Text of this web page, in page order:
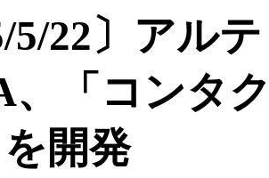
5/22〕アル
、「コンタ
開発